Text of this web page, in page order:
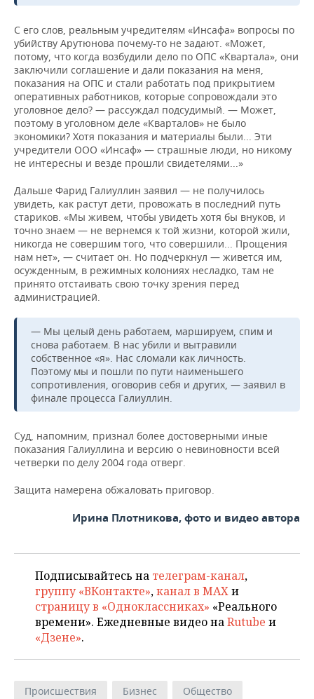
С его слов, реальным учредителям «Инсафа» вопросы по
убийству Арутюнова почему-то не задают. «Может,
потому, что когда возбудили дело по ОПС «Квартала», они
заключили соглашение и дали показания на меня,
показания на ОПС и стали работать под прикрытием
оперативных работников, которые сопровождали это
уголовное дело? — рассуждал подсудимый. — Может,
поэтому в уголовном деле «Кварталов» не было
экономики? Хотя показания и материалы были... Эти
учредители ООО «Инсаф» — страшные люди, но никому
не интересны и везде прошли свидетелями...»
Дальше Фарид Галиуллин заявил — не получилось
увидеть, как растут дети, провожать в последний путь
стариков. «Мы живем, чтобы увидеть хотя бы внуков, и
точно знаем — не вернемся к той жизни, которой жили,
никогда не совершим того, что совершили... Прощения
нам нет», — считает он. Но подчеркнул — живется им,
осужденным, в режимных колониях несладко, там не
принято отстаивать свою точку зрения перед
администрацией.
— Мы целый день работаем, маршируем, спим и
снова работаем. В нас убили и вытравили
собственное «я». Нас сломали как личность.
Поэтому мы и пошли по пути наименьшего
сопротивления, оговорив себя и других, — заявил в
финале процесса Галиуллин.
Суд, напомним, признал более достоверными иные
показания Галиуллина и версию о невиновности всей
четверки по делу 2004 года отверг.
Защита намерена обжаловать приговор.
Ирина Плотникова, фото и видео автора
Подписывайтесь на телеграм-канал,
группу «ВКонтакте»,канал в MAXи
страницу в «Одноклассниках» «Реального
времени». Ежедневные видео наRutube и
«Дзене».
Происшествия Бизнес
Общество